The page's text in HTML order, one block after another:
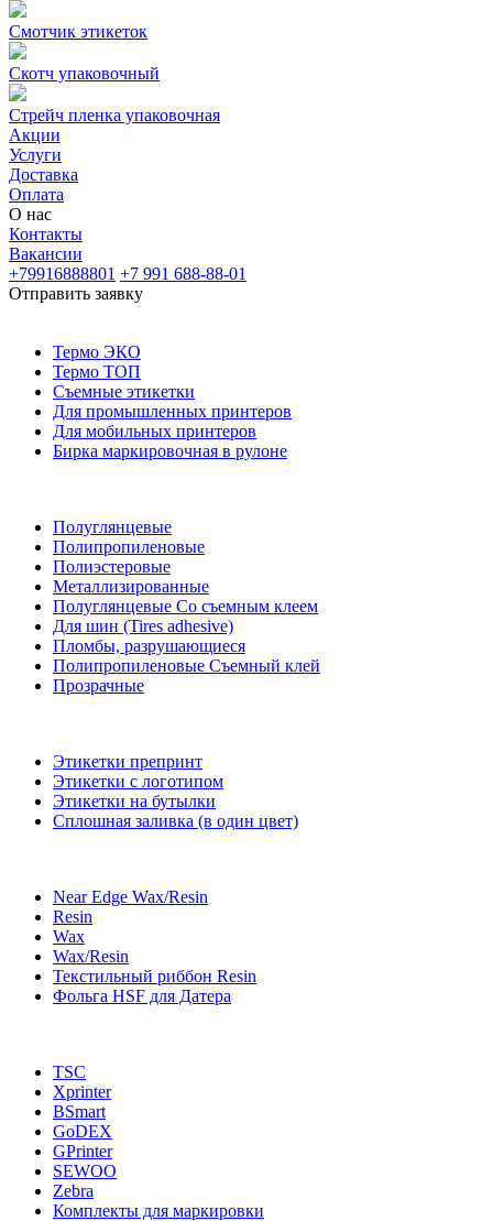
Смотчик этикеток
Скотч упаковочный
Стрейч пленка упаковочная
Акции
Услуги
Доставка
Оплата
О нас
Контакты
Вакансии
+79916888801 +7 991 688-88-01
Отправить заявку
Термо ЭКО
Термо ТОП
Съемные этикетки
Для промышленных принтеров
Для мобильных принтеров
Бирка маркировочная в рулоне
Полуглянцевые
Полипропиленовые
Полиэстеровые
Металлизированные
Полуглянцевые Со съемным клеем
Для шин (Tires adhesive)
Пломбы, разрушающиеся
Полипропиленовые Съемный клей
Прозрачные
Этикетки препринт
Этикетки с логотипом
Этикетки на бутылки
Сплошная заливка (в один цвет)
Near Edge Wax/Resin
Resin
Wax
Wax/Resin
Текстильный риббон Resin
Фольга HSF для Датера
TSC
Xprinter
BSmart
GoDEX
GPrinter
SEWOO
Zebra
Комплекты для маркировки